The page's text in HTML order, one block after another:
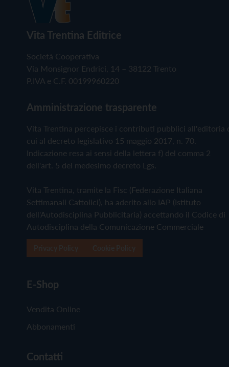
Vita Trentina Editrice
Società Cooperativa
Via Monsignor Endrici, 14 – 38122 Trento
P.IVA e C.F. 00199960220
Amministrazione trasparente
Vita Trentina percepisce i contributi pubblici all'editoria
cui al decreto legislativo 15 maggio 2017, n. 70.
Indicazione resa ai sensi della lettera f) del comma 2
dell'art. 5 del medesimo decreto Lgs.
Vita Trentina, tramite la Fisc (Federazione Italiana
Settimanali Cattolici), ha aderito allo IAP (Istituto
dell'Autodisciplina Pubblicitaria) accettando il Codice di
Autodisciplina della Comunicazione Commerciale
E-Shop
Vendita Online
Abbonamenti
Contatti